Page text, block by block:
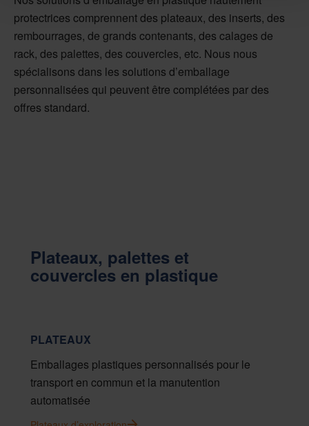
protectrices comprennent des plateaux, des inserts, des
rembourrages, de grands contenants, des calages de
rack, des palettes, des couvercles, etc. Nous nous
spécialisons dans les solutions d’emballage
personnalisées qui peuvent être complétées par des
offres standard.
Plateaux, palettes et
couvercles en plastique
PLATEAUX
Emballages plastiques personnalisés pour le
transport en commun et la manutention
automatisée